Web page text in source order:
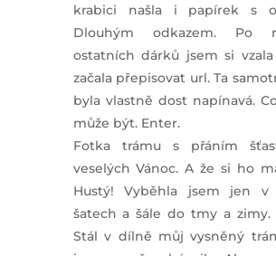
krabici našla i papírek s
Dlouhým odkazem. Po
ostatních dárků jsem si
začala přepisovat url. Ta
byla vlastně dost napínavá.
může být. Enter.
Fotka trámu s přáním
veselých Vánoc. A že si ho
Hustý! Vyběhla jsem jen v
šatech a šále do tmy a zimy.
Stál v dílně můj vysněný